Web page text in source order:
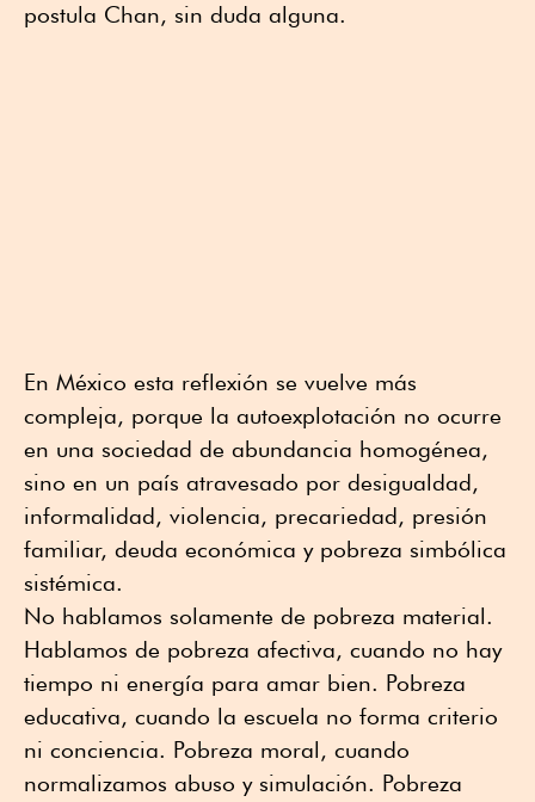
postula Chan, sin duda alguna.
En México esta reflexión se vuelve más
compleja, porque la autoexplotación no ocurre
en una sociedad de abundancia homogénea,
sino en un país atravesado por desigualdad,
informalidad, violencia, precariedad, presión
familiar, deuda económica y pobreza simbólica
sistémica.
No hablamos solamente de pobreza material.
Hablamos de pobreza afectiva, cuando no hay
tiempo ni energía para amar bien. Pobreza
educativa, cuando la escuela no forma criterio
ni conciencia. Pobreza moral, cuando
normalizamos abuso y simulación. Pobreza